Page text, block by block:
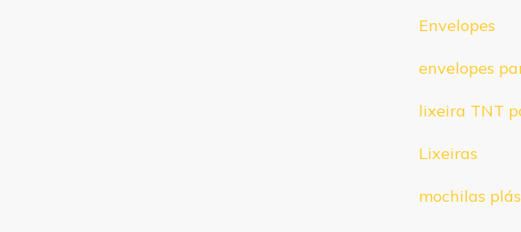
Envelopes
envelopes
lixeira TNT
Lixeiras
mochilas